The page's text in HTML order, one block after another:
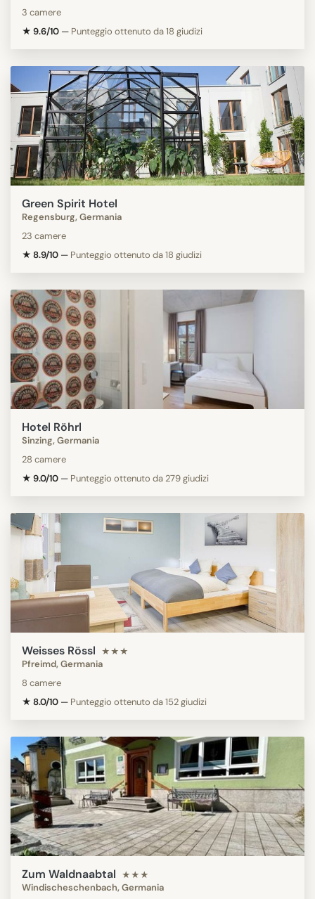
3 camere
★ 9.6/10 — Punteggio ottenuto da 18 giudizi
Green Spirit Hotel
Regensburg, Germania
23 camere
★ 8.9/10 — Punteggio ottenuto da 18 giudizi
Hotel Röhrl
Sinzing, Germania
28 camere
★ 9.0/10 — Punteggio ottenuto da 279 giudizi
Weisses Rössl ★★★
Pfreimd, Germania
8 camere
★ 8.0/10 — Punteggio ottenuto da 152 giudizi
Zum Waldnaabtal ★★★
Windischeschenbach, Germania